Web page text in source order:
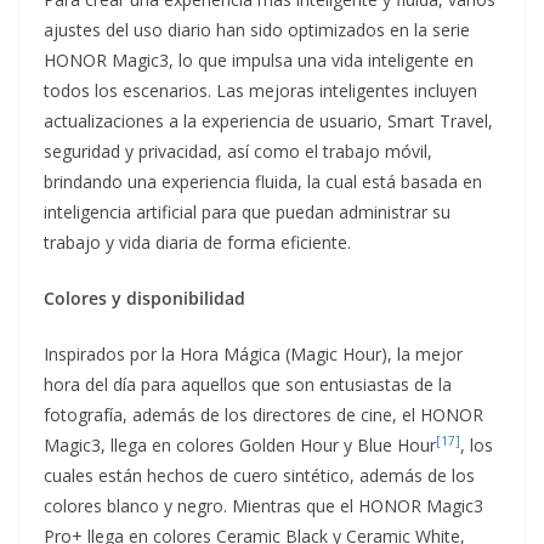
ajustes del uso diario han sido optimizados en la serie
HONOR Magic3, lo que impulsa una vida inteligente en
todos los escenarios. Las mejoras inteligentes incluyen
actualizaciones a la experiencia de usuario, Smart Travel,
seguridad y privacidad, así como el trabajo móvil,
brindando una experiencia fluida, la cual está basada en
inteligencia artificial para que puedan administrar su
trabajo y vida diaria de forma eficiente.
Colores y disponibilidad
Inspirados por la Hora Mágica (Magic Hour), la mejor
hora del día para aquellos que son entusiastas de la
fotografía, además de los directores de cine, el HONOR
Magic3, llega en colores Golden Hour y Blue Hour[17], los
cuales están hechos de cuero sintético, además de los
colores blanco y negro. Mientras que el HONOR Magic3
Pro+ llega en colores Ceramic Black y Ceramic White,